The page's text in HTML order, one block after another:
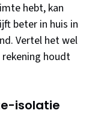
hebt, kan
beter in huis in
Vertel het wel
houdt
isolatie